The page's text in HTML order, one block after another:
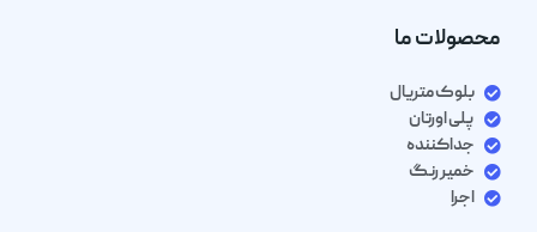
محصولات ما
بلوک متریال
پلی اورتان
جداکننده
خمیر رنگ
اجرا